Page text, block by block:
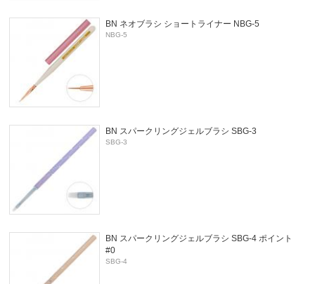
BN ネオブラシ ショートライナー NBG-5
NBG-5
BN スパークリングジェルブラシ SBG-3
SBG-3
BN スパークリングジェルブラシ SBG-4 ポイント
#0
SBG-4